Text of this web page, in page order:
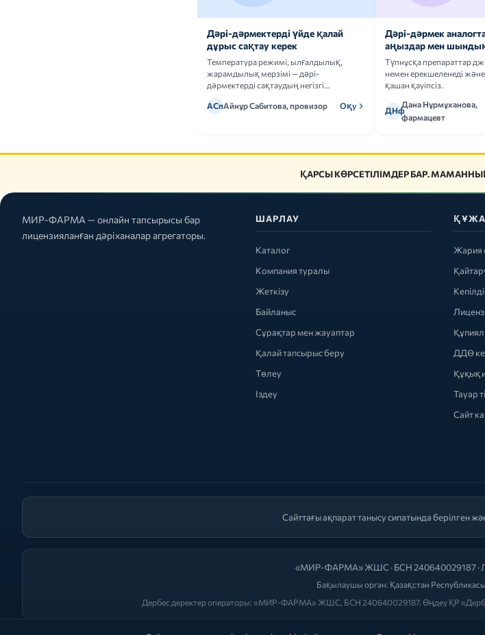
Дәрі-дәрмектерді үйде қалай
дұрыс сақтау керек
Температура режимі, ылғалдылық,
жарамдылық мерзімі — дәрі-
дәрмектерді сақтаудың негізгі
АСпАйнұр Сабитова, провизор Оқу
Дәрі-дәрмек
аңыздар мен
Түпнұсқа препараттар
немен ерекшеленеді
қашан қауіпсіз.
ДНф
Дана Нұрмұханова,
фармацевт
ҚАРСЫ КӨРСЕТІЛІМДЕР БАР.
МИР-ФАРМА — онлайн тапсырысы бар
лицензияланған дәріханалар агрегаторы.
ШАРЛАУ
Каталог
Компания туралы
Жеткізу
Байланыс
Сұрақтар мен жауаптар
Қалай тапсырыс беру
Төлеу
Іздеу
Жария
ДДӨ
Құқық
Тауар
Сайт
Сайттағы ақпарат танысу сипатында берілген
«МИР-ФАРМА» ЖШС · БСН 240640029187 ·
Бақылаушы орган: Қазақстан
Дербес деректер операторы: «МИР-ФАРМА» ЖШС, БСН 240640029187. Өңдеу ҚР